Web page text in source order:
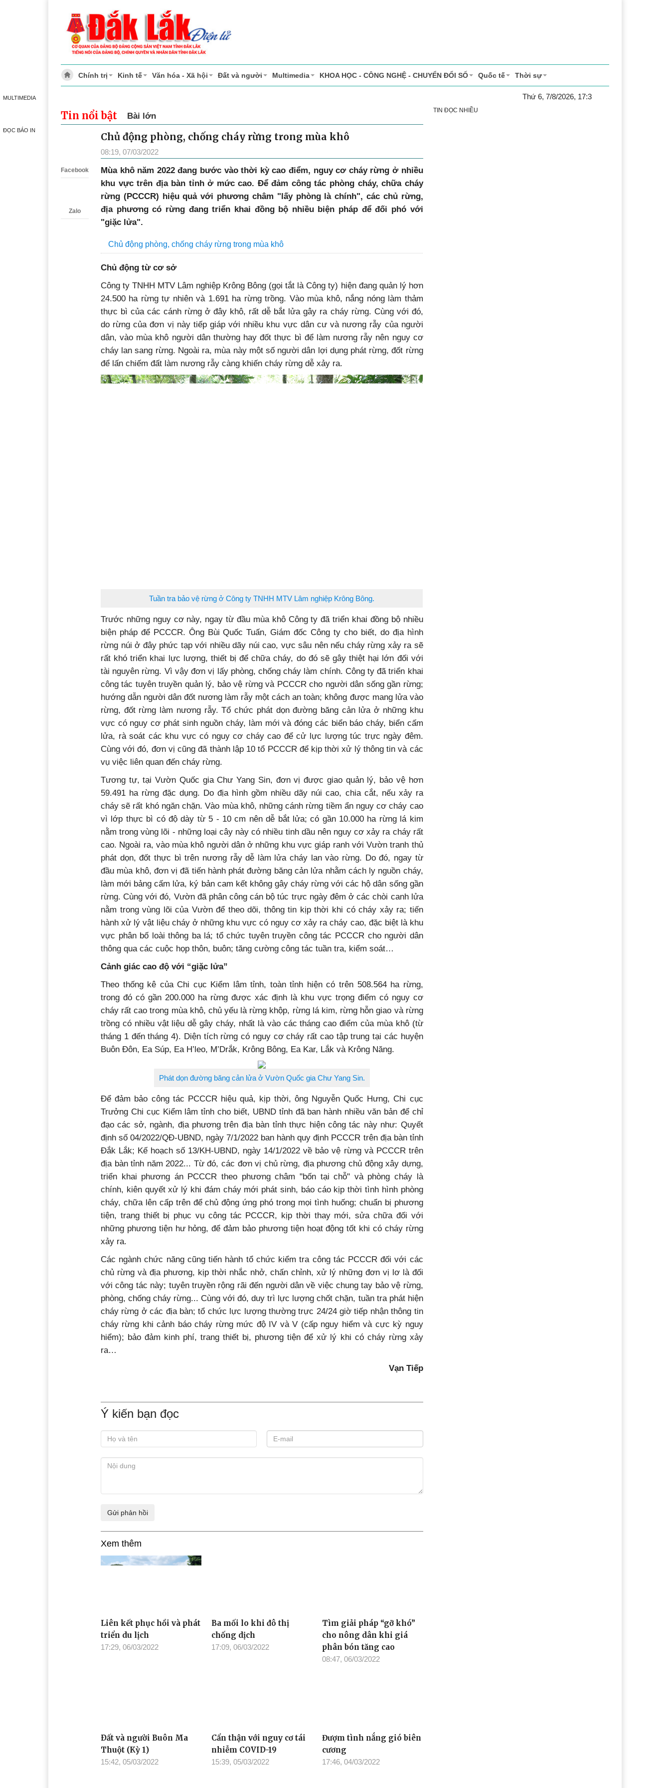
MULTIMEDIA
ĐỌC BÁO IN
Chính trị Kinh tế Văn hóa - Xã hội Đất và người Multimedia KHOA HỌC - CÔNG NGHỆ - CHUYỂN ĐỔI SỐ Quốc tế Thời sự
Thứ 6, 7/8/2026, 17:3
Tin nổi bật Bài lớn
Facebook
Zalo
Chủ động phòng, chống cháy rừng trong mùa khô
08:19, 07/03/2022
Mùa khô năm 2022 đang bước vào thời kỳ cao điểm, nguy cơ cháy rừng ở nhiều
khu vực trên địa bàn tỉnh ở mức cao. Để đảm công tác phòng cháy, chữa cháy
rừng (PCCCR) hiệu quả với phương châm "lấy phòng là chính", các chủ rừng,
địa phương có rừng đang triển khai đồng bộ nhiều biện pháp để đối phó với
"giặc lửa".
Chủ động phòng, chống cháy rừng trong mùa khô
Chủ động từ cơ sở
Công ty TNHH MTV Lâm nghiệp Krông Bông (gọi tắt là Công ty) hiện đang quản lý hơn
24.500 ha rừng tự nhiên và 1.691 ha rừng trồng. Vào mùa khô, nắng nóng làm thảm
thực bì của các cánh rừng ở đây khô, rất dễ bắt lửa gây ra cháy rừng. Cùng với đó,
do rừng của đơn vị này tiếp giáp với nhiều khu vực dân cư và nương rẫy của người
dân, vào mùa khô người dân thường hay đốt thực bì để làm nương rẫy nên nguy cơ
cháy lan sang rừng. Ngoài ra, mùa này một số người dân lợi dụng phát rừng, đốt rừng
để lấn chiếm đất làm nương rẫy càng khiến cháy rừng dễ xảy ra.
Tuần tra bảo vệ rừng ở Công ty TNHH MTV Lâm nghiệp Krông Bông.
Trước những nguy cơ này, ngay từ đầu mùa khô Công ty đã triển khai đồng bộ nhiều
biện pháp để PCCCR. Ông Bùi Quốc Tuấn, Giám đốc Công ty cho biết, do địa hình
rừng núi ở đây phức tạp với nhiều dãy núi cao, vực sâu nên nếu cháy rừng xảy ra sẽ
rất khó triển khai lực lượng, thiết bị để chữa cháy, do đó sẽ gây thiệt hại lớn đối với
tài nguyên rừng. Vì vậy đơn vị lấy phòng, chống cháy làm chính. Công ty đã triển khai
công tác tuyên truyền quản lý, bảo vệ rừng và PCCCR cho người dân sống gần rừng;
hướng dẫn người dân đốt nương làm rẫy một cách an toàn; không được mang lửa vào
rừng, đốt rừng làm nương rẫy. Tổ chức phát dọn đường băng cản lửa ở những khu
vực có nguy cơ phát sinh nguồn cháy, làm mới và đóng các biển báo cháy, biển cấm
lửa, rà soát các khu vực có nguy cơ cháy cao để cử lực lượng túc trực ngày đêm.
Cùng với đó, đơn vị cũng đã thành lập 10 tổ PCCCR để kịp thời xử lý thông tin và các
vụ việc liên quan đến cháy rừng.
Tương tự, tại Vườn Quốc gia Chư Yang Sin, đơn vị được giao quản lý, bảo vệ hơn
59.491 ha rừng đặc dụng. Do địa hình gồm nhiều dãy núi cao, chia cắt, nếu xảy ra
cháy sẽ rất khó ngăn chặn. Vào mùa khô, những cánh rừng tiềm ẩn nguy cơ cháy cao
vì lớp thực bì có độ dày từ 5 - 10 cm nên dễ bắt lửa; có gần 10.000 ha rừng lá kim
nằm trong vùng lõi - những loại cây này có nhiều tinh dầu nên nguy cơ xảy ra cháy rất
cao. Ngoài ra, vào mùa khô người dân ở những khu vực giáp ranh với Vườn tranh thủ
phát dọn, đốt thực bì trên nương rẫy dễ làm lửa cháy lan vào rừng. Do đó, ngay từ
đầu mùa khô, đơn vị đã tiến hành phát đường băng cản lửa nhằm cách ly nguồn cháy,
làm mới bảng cấm lửa, ký bản cam kết không gây cháy rừng với các hộ dân sống gần
rừng. Cùng với đó, Vườn đã phân công cán bộ túc trực ngày đêm ở các chòi canh lửa
nằm trong vùng lõi của Vườn để theo dõi, thông tin kịp thời khi có cháy xảy ra; tiến
hành xử lý vật liệu cháy ở những khu vực có nguy cơ xảy ra cháy cao, đặc biệt là khu
vực phân bố loài thông ba lá; tổ chức tuyên truyền công tác PCCCR cho người dân
thông qua các cuộc họp thôn, buôn; tăng cường công tác tuần tra, kiểm soát…
Cảnh giác cao độ với “giặc lửa”
Theo thống kê của Chi cục Kiểm lâm tỉnh, toàn tỉnh hiện có trên 508.564 ha rừng,
trong đó có gần 200.000 ha rừng được xác định là khu vực trọng điểm có nguy cơ
cháy rất cao trong mùa khô, chủ yếu là rừng khộp, rừng lá kim, rừng hỗn giao và rừng
trồng có nhiều vật liệu dễ gây cháy, nhất là vào các tháng cao điểm của mùa khô (từ
tháng 1 đến tháng 4). Diện tích rừng có nguy cơ cháy rất cao tập trung tại các huyện
Buôn Đôn, Ea Súp, Ea H’leo, M’Drắk, Krông Bông, Ea Kar, Lắk và Krông Năng.
Phát dọn đường băng cản lửa ở Vườn Quốc gia Chư Yang Sin.
Để đảm bảo công tác PCCCR hiệu quả, kịp thời, ông Nguyễn Quốc Hưng, Chi cục
Trưởng Chi cục Kiểm lâm tỉnh cho biết, UBND tỉnh đã ban hành nhiều văn bản để chỉ
đạo các sở, ngành, địa phương trên địa bàn tỉnh thực hiện công tác này như: Quyết
định số 04/2022/QĐ-UBND, ngày 7/1/2022 ban hành quy định PCCCR trên địa bàn tỉnh
Đắk Lắk; Kế hoạch số 13/KH-UBND, ngày 14/1/2022 về bảo vệ rừng và PCCCR trên
địa bàn tỉnh năm 2022... Từ đó, các đơn vị chủ rừng, địa phương chủ động xây dựng,
triển khai phương án PCCCR theo phương châm "bốn tại chỗ" và phòng cháy là
chính, kiên quyết xử lý khi đám cháy mới phát sinh, báo cáo kịp thời tình hình phòng
cháy, chữa lên cấp trên để chủ động ứng phó trong mọi tình huống; chuẩn bị phương
tiện, trang thiết bị phục vụ công tác PCCCR, kịp thời thay mới, sửa chữa đối với
những phương tiện hư hỏng, để đảm bảo phương tiện hoạt động tốt khi có cháy rừng
xảy ra.
Các ngành chức năng cũng tiến hành tổ chức kiểm tra công tác PCCCR đối với các
chủ rừng và địa phương, kịp thời nhắc nhở, chấn chỉnh, xử lý những đơn vị lơ là đối
với công tác này; tuyên truyền rộng rãi đến người dân về việc chung tay bảo vệ rừng,
phòng, chống cháy rừng... Cùng với đó, duy trì lực lượng chốt chặn, tuần tra phát hiện
cháy rừng ở các địa bàn; tổ chức lực lượng thường trực 24/24 giờ tiếp nhận thông tin
cháy rừng khi cảnh báo cháy rừng mức độ IV và V (cấp nguy hiểm và cực kỳ nguy
hiểm); bảo đảm kinh phí, trang thiết bị, phương tiện để xử lý khi có cháy rừng xảy
ra…
Vạn Tiếp
Ý kiến bạn đọc
Xem thêm
Liên kết phục hồi và phát
triển du lịch
17:29, 06/03/2022
Ba mối lo khi đô thị
chống dịch
17:09, 06/03/2022
Tìm giải pháp “gỡ khó”
cho nông dân khi giá
phân bón tăng cao
08:47, 06/03/2022
Ðất và người Buôn Ma
Thuột (Kỳ 1)
15:42, 05/03/2022
Cẩn thận với nguy cơ tái
nhiễm COVID-19
15:39, 05/03/2022
Đượm tình nắng gió biên
cương
17:46, 04/03/2022
TIN ĐỌC NHIỀU